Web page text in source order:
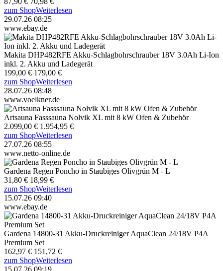
zum ShopWeiterlesen
29.07.26 08:25
www.ebay.de
Makita DHP482RFE Akku-Schlagbohrschrauber 18V 3.0Ah Li-Ion
inkl. 2. Akku und Ladegerät
199,00 € 179,00 €
zum ShopWeiterlesen
28.07.26 08:48
www.voelkner.de
Artsauna Fasssauna Nolvik XL mit 8 kW Ofen & Zubehör
2.099,00 € 1.954,95 €
zum ShopWeiterlesen
27.07.26 08:55
www.netto-online.de
Gardena Regen Poncho in Staubiges Olivgrün M - L
31,80 € 18,99 €
zum ShopWeiterlesen
15.07.26 09:40
www.ebay.de
Gardena 14800-31 Akku-Druckreiniger AquaClean 24/18V P4A
Premium Set
162,97 € 151,72 €
zum ShopWeiterlesen
15.07.26 09:19